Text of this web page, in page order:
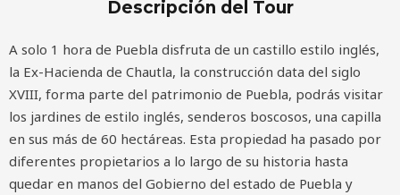
Descripción del Tour
A solo 1 hora de Puebla disfruta de un castillo estilo inglés,
la Ex-Hacienda de Chautla, la construcción data del siglo
XVIII, forma parte del patrimonio de Puebla, podrás visitar
los jardines de estilo inglés, senderos boscosos, una capilla
en sus más de 60 hectáreas. Esta propiedad ha pasado por
diferentes propietarios a lo largo de su historia hasta
quedar en manos del Gobierno del estado de Puebla y